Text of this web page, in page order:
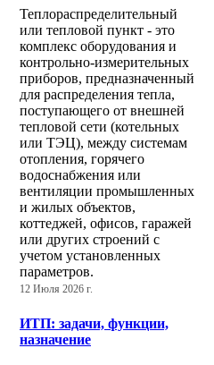
Теплораспределительный
или тепловой пункт - это
комплекс оборудования и
контрольно-измерительных
приборов, предназначенный
для распределения тепла,
поступающего от внешней
тепловой сети (котельных
или ТЭЦ), между системам
отопления, горячего
водоснабжения или
вентиляции промышленных
и жилых объектов,
коттеджей, офисов, гаражей
или других строений с
учетом установленных
параметров.
12 Июля 2026 г.
ИТП: задачи, функции,
назначение